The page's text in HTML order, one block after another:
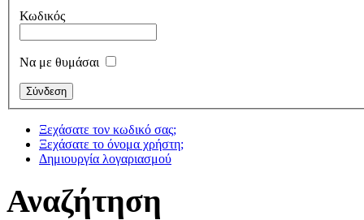
Κωδικός
Να με θυμάσαι
Ξεχάσατε τον κωδικό σας;
Ξεχάσατε το όνομα χρήστη;
Δημιουργία λογαριασμού
Αναζήτηση